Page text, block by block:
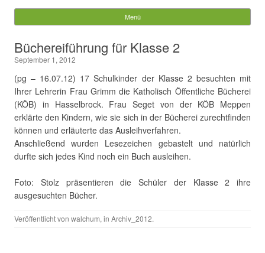
Gemeinde Walchum
nach:
Menü
Büchereiführung für Klasse 2
September 1, 2012
(pg – 16.07.12) 17 Schulkinder der Klasse 2 besuchten mit
Ihrer Lehrerin Frau Grimm die Katholisch Öffentliche Bücherei
(KÖB) in Hasselbrock. Frau Seget von der KÖB Meppen
erklärte den Kindern, wie sie sich in der Bücherei zurechtfinden
können und erläuterte das Ausleihverfahren.
Anschließend wurden Lesezeichen gebastelt und natürlich
durfte sich jedes Kind noch ein Buch ausleihen.
Foto: Stolz präsentieren die Schüler der Klasse 2 ihre
ausgesuchten Bücher.
Veröffentlicht von walchum, in Archiv_2012.